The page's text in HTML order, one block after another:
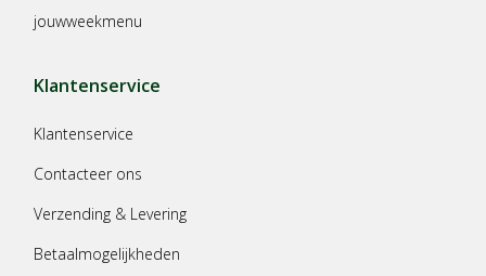
jouwweekmenu
Klantenservice
Klantenservice
Contacteer ons
Verzending & Levering
Betaalmogelijkheden